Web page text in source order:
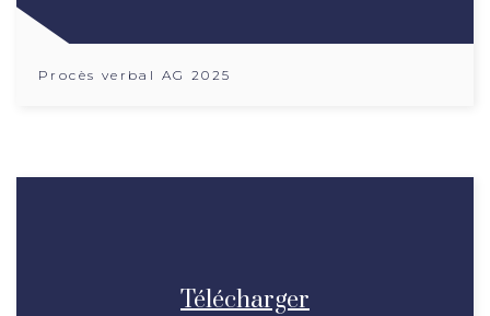
Procès verbal AG 2025
Télécharger